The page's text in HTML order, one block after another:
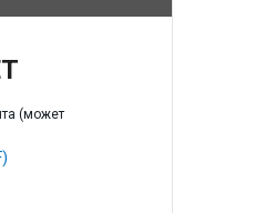
(может